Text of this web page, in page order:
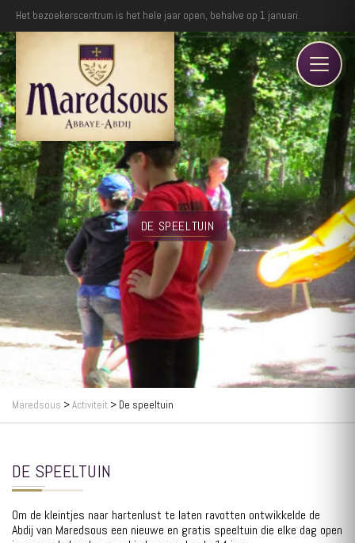
Het bezoekerscentrum is het hele jaar open, behalve op 1 januari.
DE SPEELTUIN
Maredsous >Activiteit > De speeltuin
DE SPEELTUIN
Om de kleintjes naar hartenlust te laten ravotten ontwikkelde de
Abdij van Maredsous een nieuwe en gratis speeltuin die elke dag open